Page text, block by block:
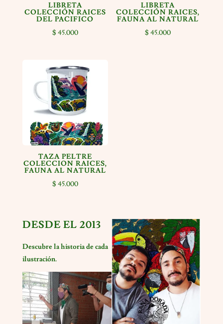
LIBRETA
COLECCIÓN RAICES
DEL PACIFICO
$ 45.000
LIBRETA
COLECCIÓN RAICES,
FAUNA AL NATURAL
$ 45.000
TAZA PELTRE
COLECCION RAICES,
FAUNA AL NATURAL
$ 45.000
DESDE EL 2013
Descubre la historia de cada
ilustración.